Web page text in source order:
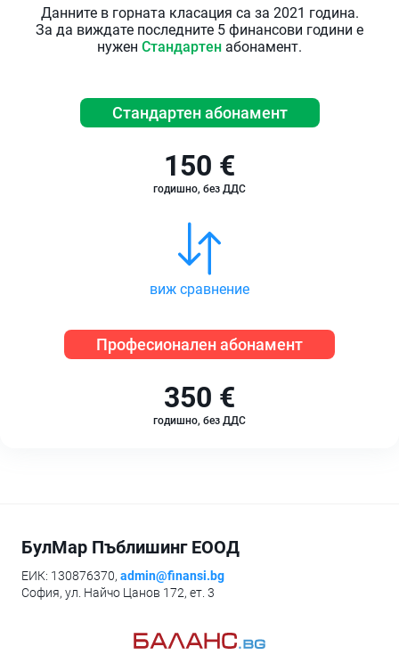
Данните в горната класация са за 2021 година.
За да виждате последните 5 финансови години е
нужен Стандартен абонамент.
Стандартен абонамент
150 €
годишно, без ДДС
виж сравнение
Професионален абонамент
350 €
годишно, без ДДС
БулМар Пъблишинг ЕООД
ЕИК: 130876370, admin@finansi.bg
София, ул. Найчо Цанов 172, ет. 3